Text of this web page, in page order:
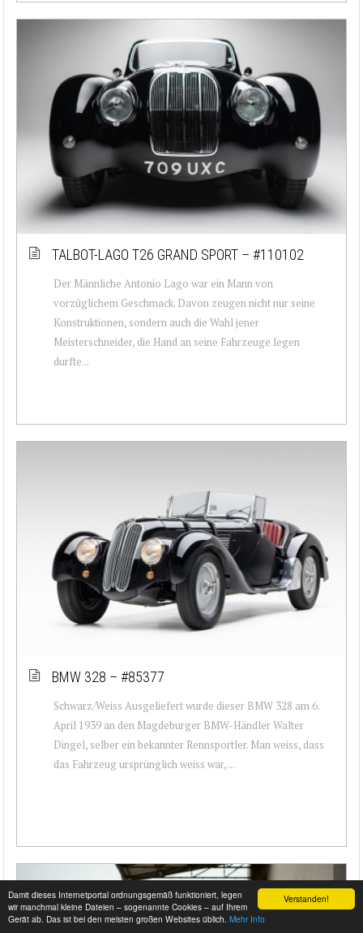
Verstanden!
Damit dieses Internetportal ordnungsgemäß funktioniert, legen
wir manchmal kleine Dateien – sogenannte Cookies – auf Ihrem
Gerät ab. Das ist bei den meisten großen Websites üblich. Mehr Info
TALBOT-LAGO T26 GRAND SPORT – #110102
Der Männliche Antonio Lago war ein Mann von
vorzüglichem Geschmack. Davon zeugen nicht nur seine
Konstruktionen, sondern auch die Wahl jener
Meisterschneider, die Hand an seine Fahrzeuge legen
durfte...
BMW 328 – #85377
Schwarz/Weiss Ausgeliefert wurde dieser BMW 328 am 6.
April 1939 an den Magdeburger BMW-Händler Walter
Dingel, selber ein bekannter Rennsportler. Man weiss, dass
das Fahrzeug ursprünglich weiss war, ...